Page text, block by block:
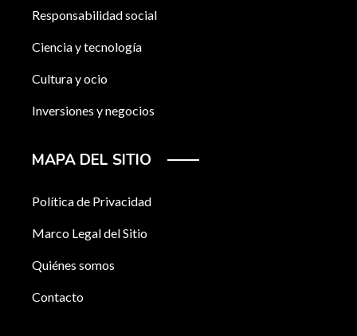
Responsabilidad social
Ciencia y tecnología
Cultura y ocio
Inversiones y negocios
MAPA DEL SITIO
Política de Privacidad
Marco Legal del Sitio
Quiénes somos
Contacto